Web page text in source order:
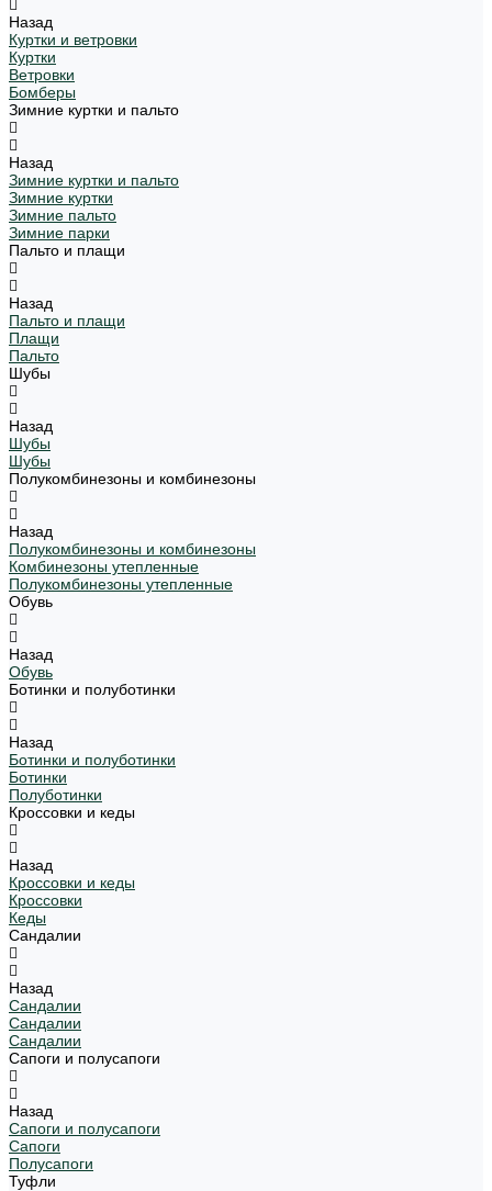
Назад
Куртки и ветровки
Куртки
Ветровки
Бомберы
Зимние куртки и пальто
Назад
Зимние куртки и пальто
Зимние куртки
Зимние пальто
Зимние парки
Пальто и плащи
Назад
Пальто и плащи
Плащи
Пальто
Шубы
Назад
Шубы
Шубы
Полукомбинезоны и комбинезоны
Назад
Полукомбинезоны и комбинезоны
Комбинезоны утепленные
Полукомбинезоны утепленные
Обувь
Назад
Обувь
Ботинки и полуботинки
Назад
Ботинки и полуботинки
Ботинки
Полуботинки
Кроссовки и кеды
Назад
Кроссовки и кеды
Кроссовки
Кеды
Сандалии
Назад
Сандалии
Сандалии
Сандалии
Сапоги и полусапоги
Назад
Сапоги и полусапоги
Сапоги
Полусапоги
Туфли